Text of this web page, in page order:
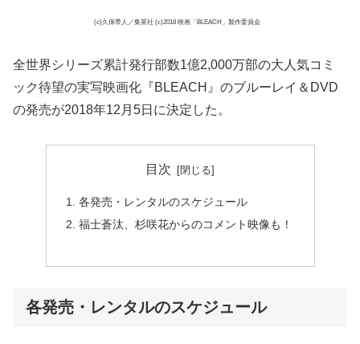
(c)久保帯人／集英社 (c)2018 映画「BLEACH」製作委員会
全世界シリーズ累計発行部数1億2,000万部の大人気コミ
ック待望の実写映画化『BLEACH』のブルーレイ＆DVD
の発売が2018年12月5日に決定した。
目次
各発売・レンタルのスケジュール
福士蒼汰、杉咲花からのコメント映像も！
各発売・レンタルのスケジュール